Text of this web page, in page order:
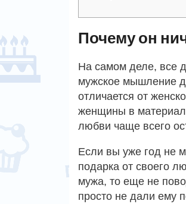
Почему он
На самом деле, все
мужское мышление
отличается от
женщины в
любви чаще всего
Если вы уже год не
подарка от своего
мужа, то еще не
просто не дали ему